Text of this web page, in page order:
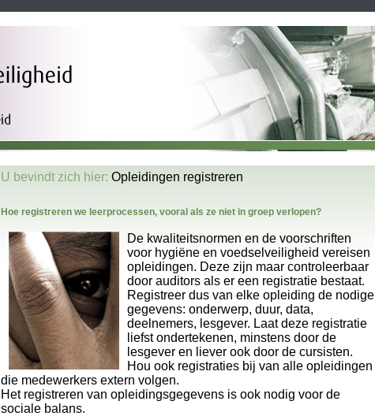
U bevindt zich hier: Opleidingen registreren
Hoe registreren we leerprocessen, vooral als ze niet in groep verlopen?
De kwaliteitsnormen en de voorschriften
voor hygiëne en voedselveiligheid vereisen
opleidingen. Deze zijn maar controleerbaar
door auditors als er een registratie bestaat.
Registreer dus van elke opleiding de nodige
gegevens: onderwerp, duur, data,
deelnemers, lesgever. Laat deze registratie
liefst ondertekenen, minstens door de
lesgever en liever ook door de cursisten.
Hou ook registraties bij van alle opleidingen
die medewerkers extern volgen.
Het registreren van opleidingsgegevens is ook nodig voor de
sociale balans.